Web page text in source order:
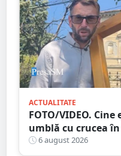
ACTUALITATE
FOTO/VIDEO.
umblă cu crucea
De ce face acest gest
6 august 2026